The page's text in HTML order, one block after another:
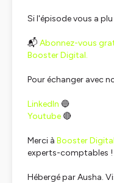
Si l'épisode vous a plu
📬 Abonnez-vous
Booster Digital.
Pour échanger avec
LinkedIn 🔵
Youtube🔴
Merci à Booster Digital
experts-comptables !
Hébergé par Ausha.